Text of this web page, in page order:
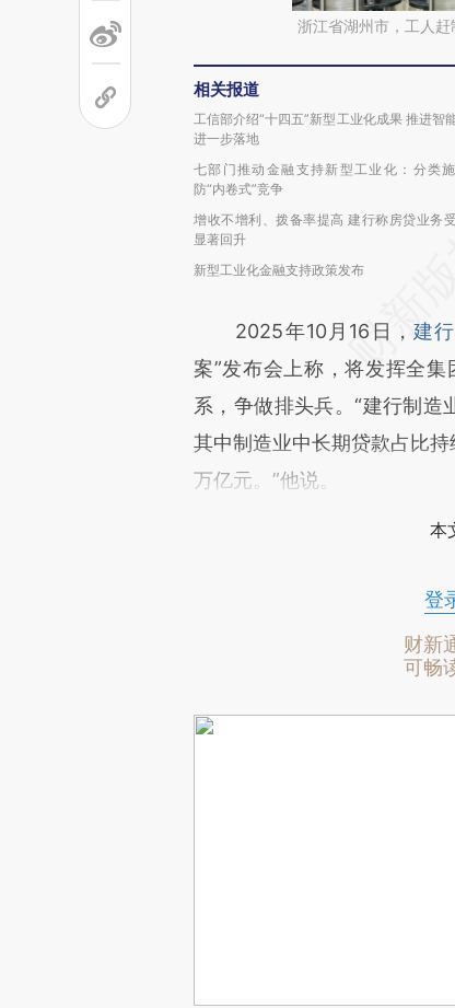
浙江省湖州市，工人
相关报道
工信部介绍“十四五”新型工业化成果 推进智
进一步落地
七部门推动金融支持新型工业化：分类施
防“内卷式”竞争
增收不增利、拨备率提高 建行称房贷业务
显著回升
新型工业化金融支持政策发布
2025年10月16日，建行
案”发布会上称，将发挥全
系，争做排头兵。“建行制造
其中制造业中长期贷款占比
万亿元。”他说。
本
登
财新
可畅